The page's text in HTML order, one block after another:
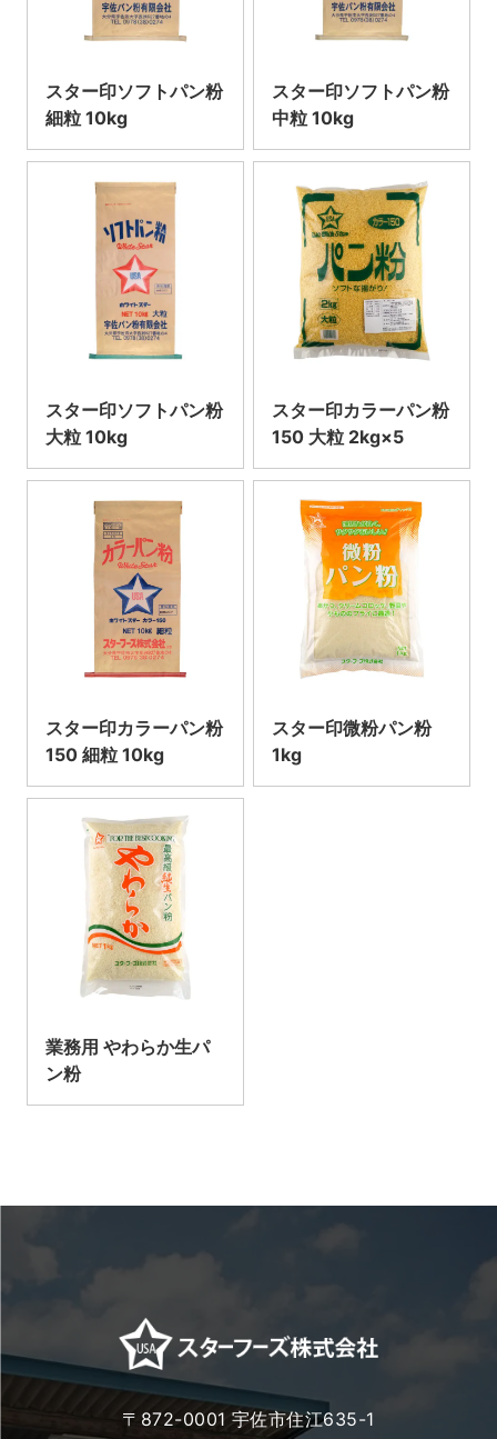
スター印ソフトパン粉
細粒 10kg
スター印ソフトパン粉
中粒 10kg
スター印ソフトパン粉
大粒 10kg
スター印カラーパン粉
150 大粒 2kg×5
スター印カラーパン粉
150 細粒 10kg
スター印微粉パン粉
1kg
業務用 やわらか生パ
ン粉
〒872-0001 宇佐市住江635-1